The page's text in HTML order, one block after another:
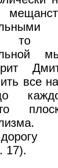
то
все
17).